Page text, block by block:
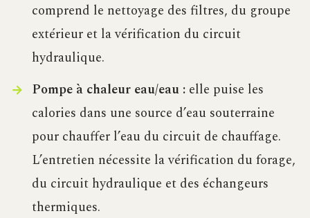
comprend le nettoyage des filtres, du groupe
extérieur et la vérification du circuit
hydraulique.
Pompe à chaleur eau/eau :elle puise les
calories dans une source d’eau souterraine
pour chauffer l’eau du circuit de chauffage.
L’entretien nécessite la vérification du forage,
du circuit hydraulique et des échangeurs
thermiques.